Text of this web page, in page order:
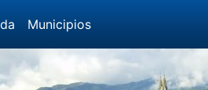
Municipios